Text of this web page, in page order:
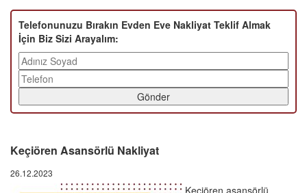
Telefonunuzu Bırakın Evden Eve Nakliyat Teklif Almak
İçin Biz Sizi Arayalım:
Gönder
Keçiören Asansörlü Nakliyat
26.12.2023
Keçiören asansörlü